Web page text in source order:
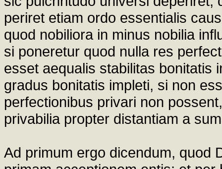
periret etiam ordo essentialis
quod nobiliora in minus nobilia
si poneretur quod nulla res
esset aequalis stabilitas bonitatis
gradus bonitatis impleti, si non
perfectionibus privari non
privabilia propter distantiam a
Ad primum ergo dicendum, quod